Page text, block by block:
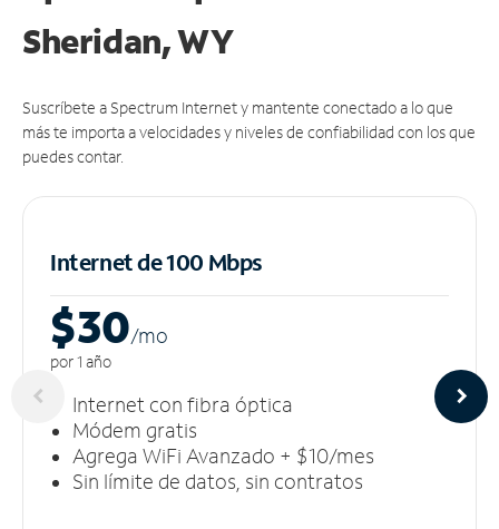
Sheridan, WY
Suscríbete a Spectrum Internet y mantente conectado a lo que
más te importa a velocidades y niveles de confiabilidad con los que
puedes contar.
Internet de 100 Mbps
$30/mo
por 1 año
Internet con fibra óptica
Módem gratis
Agrega WiFi Avanzado + $10/mes
Sin límite de datos, sin contratos